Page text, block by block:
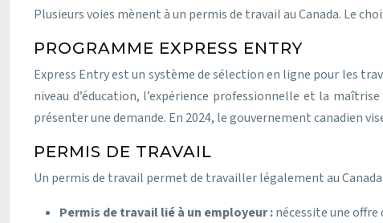
Plusieurs voies mènent à un permis de travail au Canada. Le
PROGRAMME EXPRESS ENTRY
Express Entry est un système de sélection en ligne pour les
niveau d’éducation, l’expérience professionnelle et la
présenter une demande. En 2024, le gouvernement canadien
PERMIS DE TRAVAIL
Un permis de travail permet de travailler légalement au
Permis de travail lié à un employeur :nécessite une offre